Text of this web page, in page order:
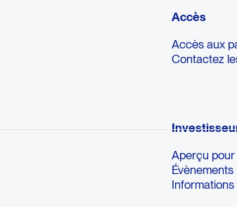
Accès
Accès aux
Contactez
Aperçu
Évènements